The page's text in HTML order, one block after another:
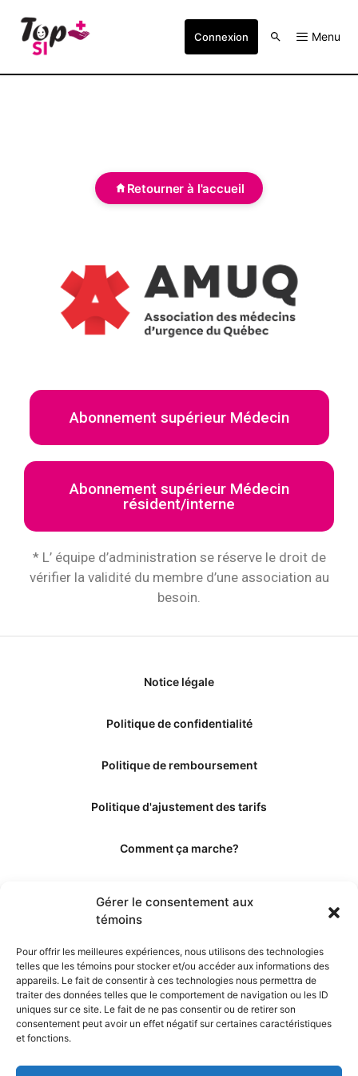
Gérer le consentement aux
témoins
Pour offrir les meilleures expériences, nous utilisons des technologies
telles que les témoins pour stocker et/ou accéder aux informations des
appareils. Le fait de consentir à ces technologies nous permettra de
traiter des données telles que le comportement de navigation ou les ID
uniques sur ce site. Le fait de ne pas consentir ou de retirer son
consentement peut avoir un effet négatif sur certaines caractéristiques
et fonctions.
Connexion Menu
Retourner à l'accueil
Abonnement supérieur Médecin
Abonnement supérieur Médecin
résident/interne
* L’ équipe d’administration se réserve le droit de
vérifier la validité du membre d’une association au
besoin.
Notice légale
Politique de confidentialité
Politique de remboursement
Politique d'ajustement des tarifs
Comment ça marche?
Les éditeurs
Les experts et collaborateurs